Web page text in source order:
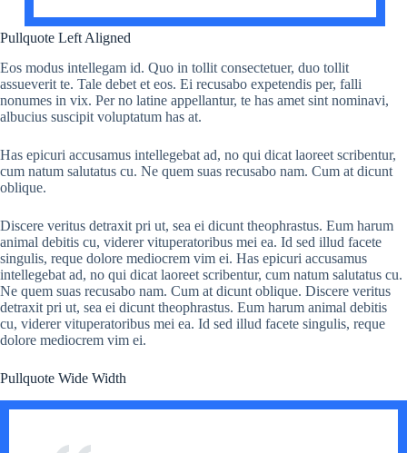
Pullquote Left Aligned
Eos modus intellegam id. Quo in tollit consectetuer, duo tollit
assueverit te. Tale debet et eos. Ei recusabo expetendis per, falli
nonumes in vix. Per no latine appellantur, te has amet sint nominavi,
albucius suscipit voluptatum has at.
Has epicuri accusamus intellegebat ad, no qui dicat laoreet scribentur,
cum natum salutatus cu. Ne quem suas recusabo nam. Cum at dicunt
oblique.
Discere veritus detraxit pri ut, sea ei dicunt theophrastus. Eum harum
animal debitis cu, viderer vituperatoribus mei ea. Id sed illud facete
singulis, reque dolore mediocrem vim ei. Has epicuri accusamus
intellegebat ad, no qui dicat laoreet scribentur, cum natum salutatus cu.
Ne quem suas recusabo nam. Cum at dicunt oblique. Discere veritus
detraxit pri ut, sea ei dicunt theophrastus. Eum harum animal debitis
cu, viderer vituperatoribus mei ea. Id sed illud facete singulis, reque
dolore mediocrem vim ei.
Pullquote Wide Width